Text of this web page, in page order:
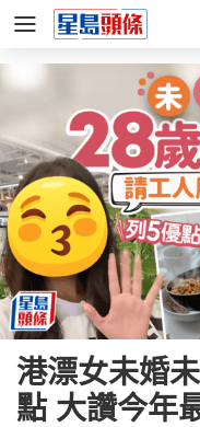
港漂女未婚
點 大讚今年